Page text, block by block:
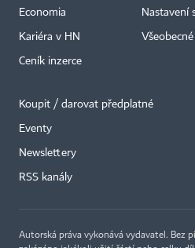
Economia
Kariéra v HN
Ceník inzerce
Nastavení
Koupit / darovat předplatné
Eventy
Newslettery
RSS kanály
Autorská práva vykonává vydavatel. Bez